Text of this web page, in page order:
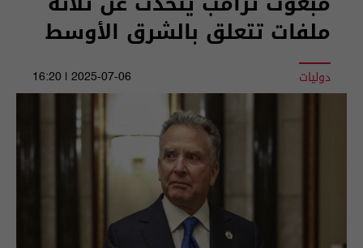
ملفات تتعلق بالشرق الأوسط
دوليات 2025-07-06 | 16:20